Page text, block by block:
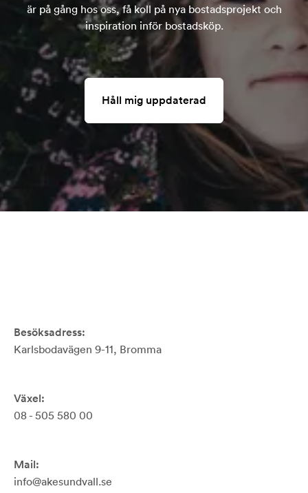
är på gång hos oss, få koll på nya bostadsprojekt och
inspiration inför bostadsköp.
Håll mig uppdaterad
Besöksadress:
Karlsbodavägen 9-11, Bromma
Växel:
08 - 505 580 00
Mail:
info@akesundvall.se